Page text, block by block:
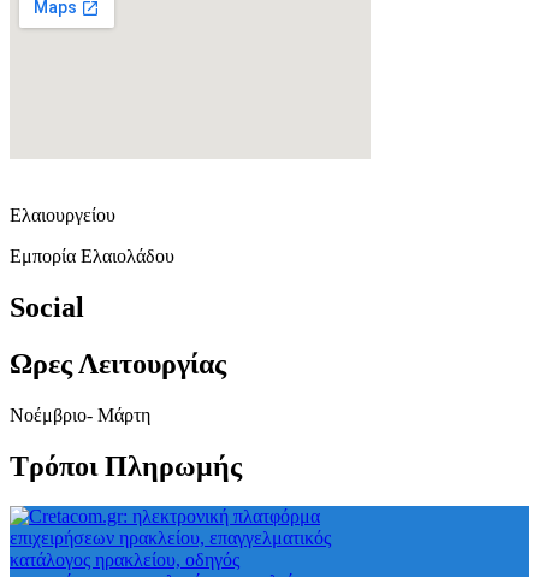
Ελαιουργείου
Εμπορία Ελαιολάδου
Social
Ωρες Λειτουργίας
Νοέμβριο- Μάρτη
Τρόποι Πληρωμής